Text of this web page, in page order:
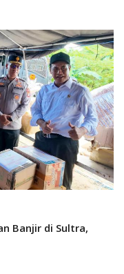
Banjir di Sultra,